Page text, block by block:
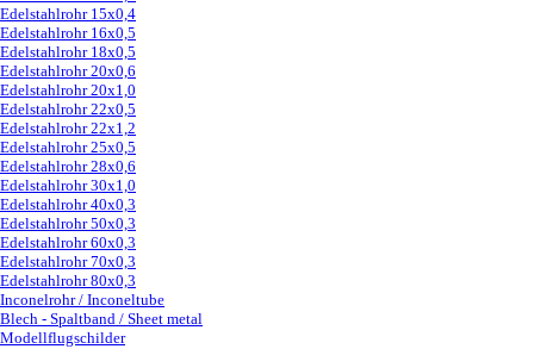
Edelstahlrohr 15x0,4
Edelstahlrohr 16x0,5
Edelstahlrohr 18x0,5
Edelstahlrohr 20x0,6
Edelstahlrohr 20x1,0
Edelstahlrohr 22x0,5
Edelstahlrohr 22x1,2
Edelstahlrohr 25x0,5
Edelstahlrohr 28x0,6
Edelstahlrohr 30x1,0
Edelstahlrohr 40x0,3
Edelstahlrohr 50x0,3
Edelstahlrohr 60x0,3
Edelstahlrohr 70x0,3
Edelstahlrohr 80x0,3
Inconelrohr / Inconeltube
Blech - Spaltband / Sheet metal
Modellflugschilder